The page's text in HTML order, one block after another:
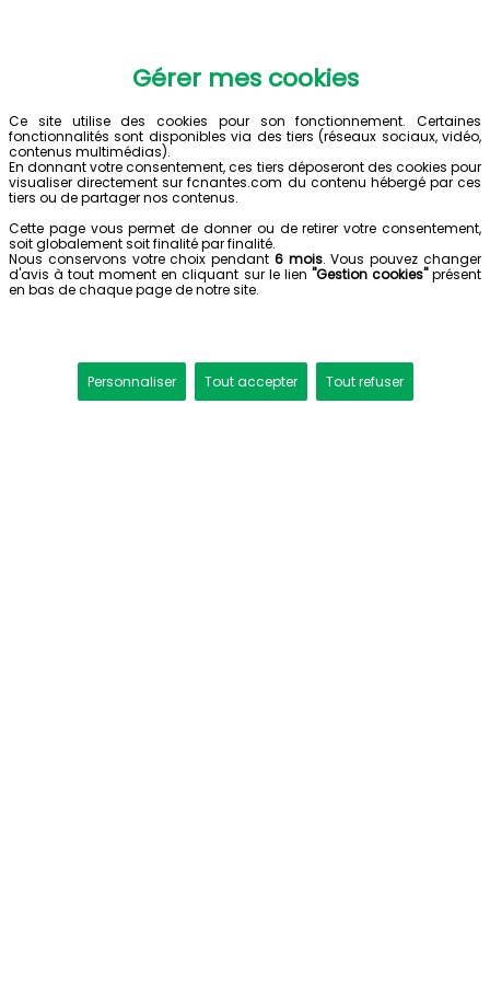
Gérer mes cookies
Ce site utilise des cookies pour son fonctionnement. Certaines
fonctionnalités sont disponibles via des tiers (réseaux sociaux, vidéo,
contenus multimédias).
En donnant votre consentement, ces tiers déposeront des cookies pour
visualiser directement sur fcnantes.com du contenu hébergé par ces
tiers ou de partager nos contenus.
Cette page vous permet de donner ou de retirer votre consentement,
soit globalement soit finalité par finalité.
Nous conservons votre choix pendant 6 mois. Vous pouvez changer
d'avis à tout moment en cliquant sur le lien "Gestion cookies"présent
en bas de chaque page de notre site.
Personnaliser Tout accepter Tout refuser